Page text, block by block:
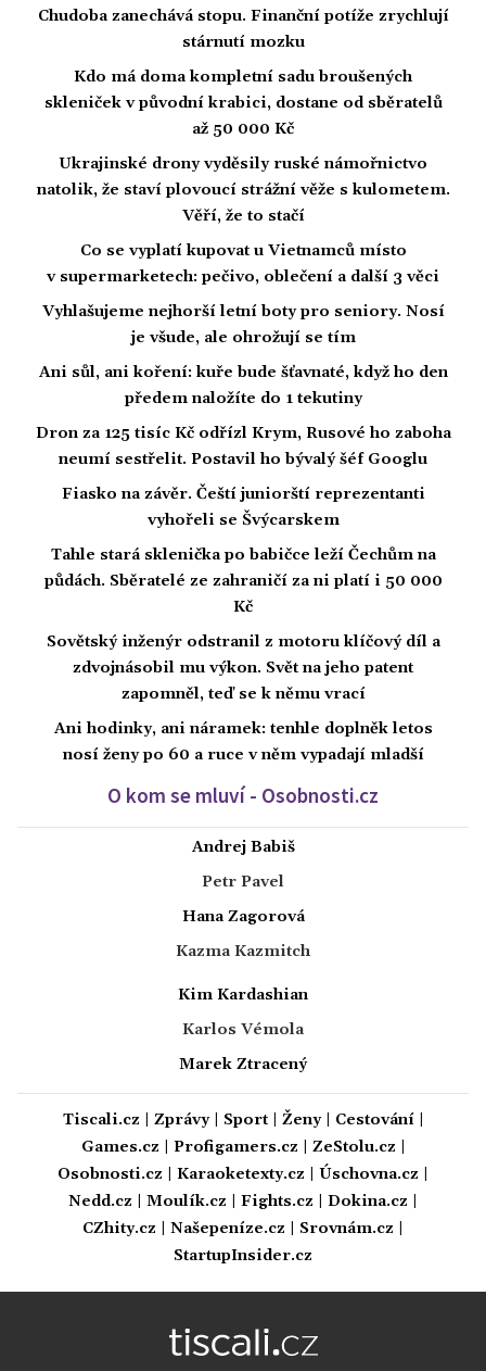
Chudoba zanechává stopu. Finanční potíže zrychlují
stárnutí mozku
Kdo má doma kompletní sadu broušených
skleniček v původní krabici, dostane od sběratelů
až 50 000 Kč
Ukrajinské drony vyděsily ruské námořnictvo
natolik, že staví plovoucí strážní věže s kulometem.
Věří, že to stačí
Co se vyplatí kupovat u Vietnamců místo
v supermarketech: pečivo, oblečení a další 3 věci
Vyhlašujeme nejhorší letní boty pro seniory. Nosí
je všude, ale ohrožují se tím
Ani sůl, ani koření: kuře bude šťavnaté, když ho den
předem naložíte do 1 tekutiny
Dron za 125 tisíc Kč odřízl Krym, Rusové ho zaboha
neumí sestřelit. Postavil ho bývalý šéf Googlu
Fiasko na závěr. Čeští juniorští reprezentanti
vyhořeli se Švýcarskem
Tahle stará sklenička po babičce leží Čechům na
půdách. Sběratelé ze zahraničí za ni platí i 50 000
Kč
Sovětský inženýr odstranil z motoru klíčový díl a
zdvojnásobil mu výkon. Svět na jeho patent
zapomněl, teď se k němu vrací
Ani hodinky, ani náramek: tenhle doplněk letos
nosí ženy po 60 a ruce v něm vypadají mladší
O kom se mluví - Osobnosti.cz
Andrej Babiš
Petr Pavel
Hana Zagorová
Kazma Kazmitch
Kim Kardashian
Karlos Vémola
Marek Ztracený
Tiscali.cz Zprávy| Sport| Ženy| Cestování|
Games.cz
Profigamers.cz ZeStolu.cz
Osobnosti.cz
Karaoketexty.cz Úschovna.cz
Nedd.cz
Moulík.cz Fights.cz Dokina.cz
CZhity.cz
Našepeníze.cz Srovnám.cz
StartupInsider.cz